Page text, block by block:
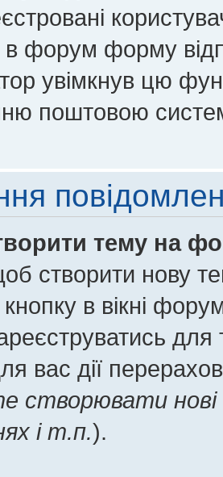
в форум форму
увімкнув цю
поштовою
тему на
створити нову
кнопку в вікні
вас дії
створювати
і т.п.).